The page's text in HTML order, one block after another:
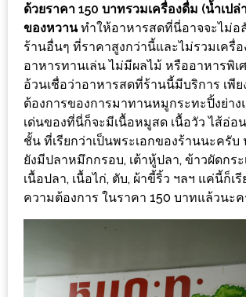
กิน
เพลิน
HFG
E-
NEWS
GAME
(SABAI
SEAFOOD)
HOMEPRO
เชียงใหม่
ด้วยราคา 150 บาทรวมเครื่องดื่ม (น้ำเป
ของหวานทำให้อาหารสดที่นี่อาจจะไม่อ
ร้านอื่นๆ ที่ราคาสูงกว่านี้และไม่รวมเครื่
อาหารทานเล่น ไม่มีผลไม้ หรืออาหารพิเ
อ้วนเชื่อว่าอาหารสดที่ร้านนี้มีบริการ เพี
ต้องการของการมาทานหมูกระทะปิ้งย่าง
เด่นของที่นี่ก็จะมีเนื้อหมูสด เนื้อวัว ไส้อ่อ
ชั้น ที่เรียกว่าเป็นพระเอกของร้านนะครั
ยังมีปลาหมึกกรอบ, เต้าหู้ปลา, ข้าวผัดกร
เนื้อปลา, เนื้อไก่, ตับ, ผ้าขี้ริ้ว ฯลฯ แค่นี้ก็เ
ความต้องการ ในราคา 150 บาทแล้วนะ